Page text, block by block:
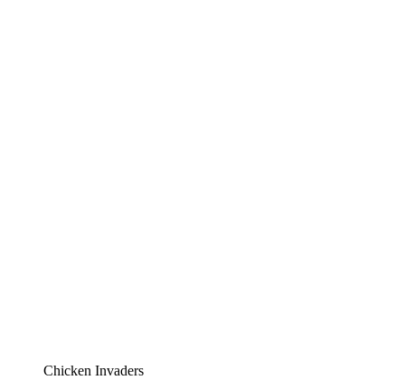
Chicken Invaders